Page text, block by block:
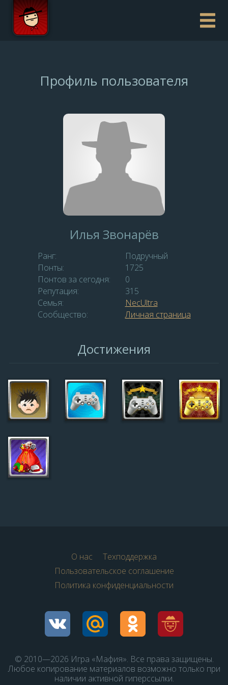
Профиль пользователя
Илья Звонарёв
Ранг:
Подручный
Понты:
1725
Понтов за сегодня:
0
Репутация:
315
Семья:
NecUltra
Сообщество:
Личная страница
Достижения
О нас
Техподдержка
Пользовательское соглашение
Политика конфиденциальности
© 2010—2026 Игра «Мафия». Все права защищены.
Любое копирование материалов возможно только при
наличии активной гиперссылки.